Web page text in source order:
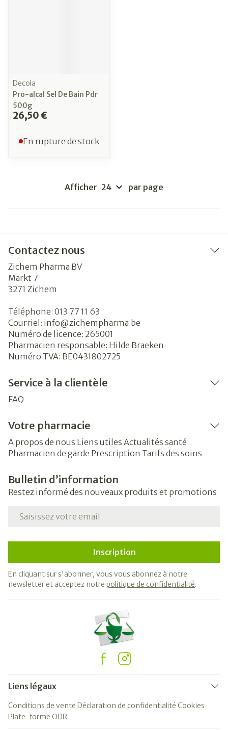
Decola
Pro-alcal Sel De Bain Pdr
500g
26,50 €
En rupture de stock
Afficher par page
Contactez nous
Zichem Pharma BV
Markt 7
3271 Zichem
Téléphone: 013 77 11 63
Courriel: info@zichempharma.be
Numéro de licence: 265001
Pharmacien responsable: Hilde Braeken
Numéro TVA: BE0431802725
Service à la clientèle
FAQ
Votre pharmacie
A propos de nous Liens utiles Actualités santé
Pharmacien de garde Prescription Tarifs des soins
Bulletin d’information
Restez informé des nouveaux produits et promotions
Adresse mail
Inscription
En cliquant sur s'abonner, vous vous abonnez à notre
newsletter et acceptez notre politique de confidentialité.
Liens légaux
Conditions de vente Déclaration de confidentialité Cookies
Plate-forme ODR